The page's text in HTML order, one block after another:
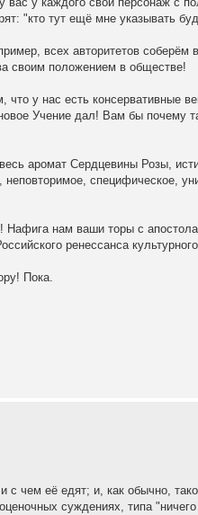
"кто тут ещё мне указывать
всех авторитетов соберём
своим положением в обществе!
у нас есть консервативные
Учение дал! Вам бы почему
аромат Сердцевины Розы,
специфическое,
нам ваши торы с
ренессанса
Пока.
чем её едят; и, как обычно,
суждениях, типа